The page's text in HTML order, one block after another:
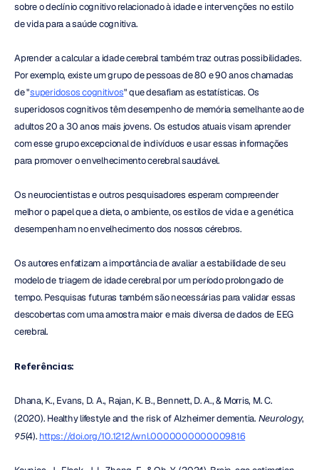
sobre o declínio cognitivo relacionado à idade e intervenções no estilo
de vida para a saúde cognitiva.
Aprender a calcular a idade cerebral também traz outras possibilidades.
Por exemplo, existe um grupo de pessoas de 80 e 90 anos chamadas
de "superidosos cognitivos" que desafiam as estatísticas. Os
superidosos cognitivos têm desempenho de memória semelhante ao de
adultos 20 a 30 anos mais jovens. Os estudos atuais visam aprender
com esse grupo excepcional de indivíduos e usar essas informações
para promover o envelhecimento cerebral saudável.
Os neurocientistas e outros pesquisadores esperam compreender
melhor o papel que a dieta, o ambiente, os estilos de vida e a genética
desempenham no envelhecimento dos nossos cérebros.
Os autores enfatizam a importância de avaliar a estabilidade de seu
modelo de triagem de idade cerebral por um período prolongado de
tempo. Pesquisas futuras também são necessárias para validar essas
descobertas com uma amostra maior e mais diversa de dados de EEG
cerebral.
Referências:
Dhana, K., Evans, D. A., Rajan, K. B., Bennett, D. A., & Morris, M. C.
(2020). Healthy lifestyle and the risk of Alzheimer dementia. Neurology
95(4). https://doi.org/10.1212/wnl.0000000000009816